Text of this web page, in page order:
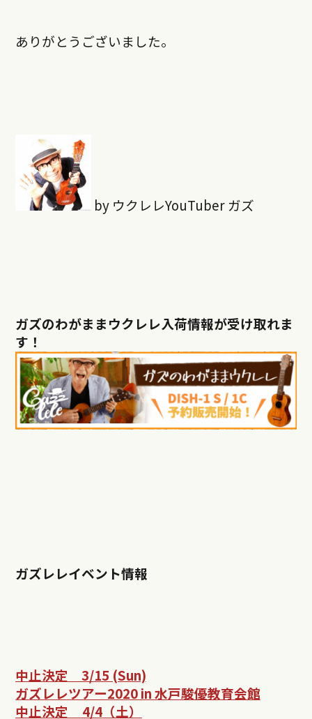
ありがとうございました。
by ウクレレYouTuber ガズ
ガズのわがままウクレレ入荷情報が受け取れま
す！
ガズレレイベント情報
中止決定 3/15 (Sun)
ガズレレツアー2020 in水戸駿優教育会館
中止決定 4/4（土）